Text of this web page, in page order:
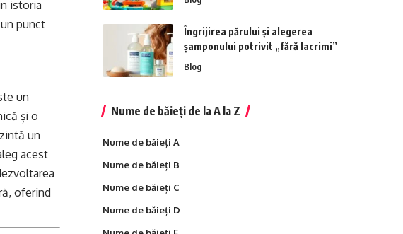
istoria
punct
un
și o
un
acest
oferind
Îngrijirea părului și alegerea
șamponului potrivit „fără lacrimi”
Blog
Nume de băieți de la A la Z
Nume de băieți A
Nume de băieți B
Nume de băieți C
Nume de băieți D